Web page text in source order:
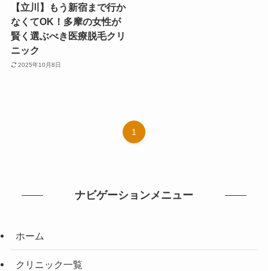
【立川】もう新宿まで行か
なくてOK！多摩の女性が
賢く選ぶべき医療脱毛クリ
ニック
2025年10月8日
1
ナビゲーションメニュー
ホーム
クリニック一覧